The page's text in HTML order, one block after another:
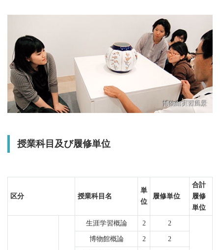
博物館実習風景
授業科目及び履修単位
区分 授業科目名
単
位
履修単位
合計
履修
単位
生涯学習概論 2 2
博物館概論 2
2